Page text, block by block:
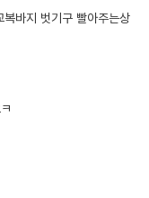
바지 벗기구 빨아주는상